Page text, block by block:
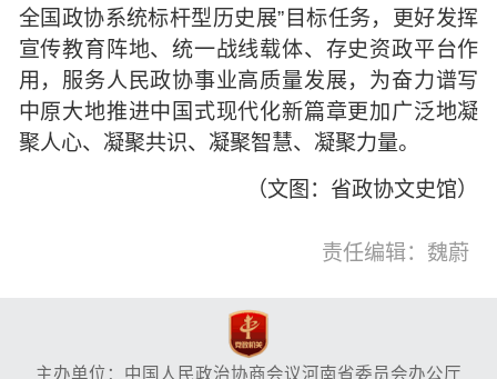
全国政协系统标杆型历史展”目标任务，更好发挥
宣传教育阵地、统一战线载体、存史资政平台作
用，服务人民政协事业高质量发展，为奋力谱写
中原大地推进中国式现代化新篇章更加广泛地凝
聚人心、凝聚共识、凝聚智慧、凝聚力量。
（文图：省政协文史馆）
责任编辑：魏蔚
主办单位：中国人民政治协商会议河南省委员会办公厅